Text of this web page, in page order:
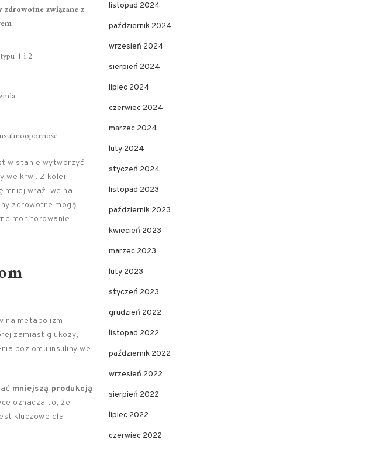
zdrowotne związane z
1 i 2
w stanie wytworzyć
we krwi. Z kolei
mniej wrażliwe na
zdrowotne mogą
monitorowanie
na metabolizm
zamiast glukozy,
poziomu insuliny we
mniejszą produkcją
oznacza to, że
kluczowe dla
listopad 2024
październik 2024
wrzesień 2024
sierpień 2024
lipiec 2024
czerwiec 2024
marzec 2024
luty 2024
styczeń 2024
listopad 2023
październik 2023
kwiecień 2023
marzec 2023
luty 2023
styczeń 2023
grudzień 2022
listopad 2022
październik 2022
wrzesień 2022
sierpień 2022
lipiec 2022
czerwiec 2022